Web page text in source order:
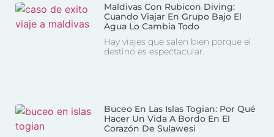
Maldivas Con Rubicon Diving:
Cuando Viajar En Grupo Bajo El
Agua Lo Cambia Todo
Hay viajes que salen bien porque el
destino es espectacular.
Buceo En Las Islas Togian: Por Qué
Hacer Un Vida A Bordo En El
Corazón De Sulawesi